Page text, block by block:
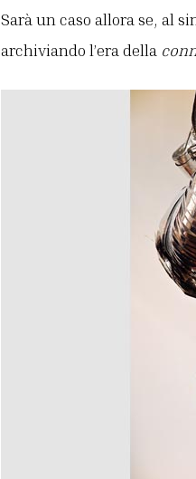
Sarà un caso allora se, al
archiviando l’era della